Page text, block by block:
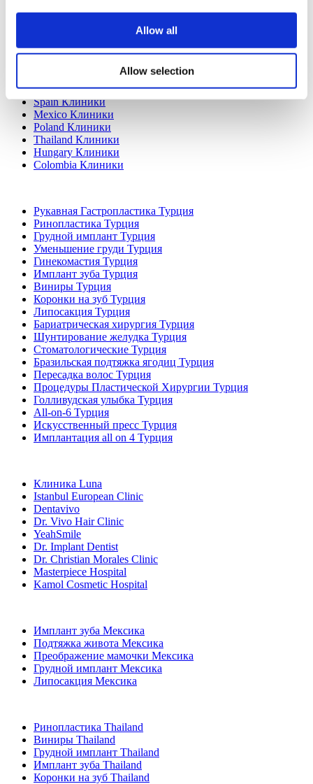
Allow all
Allow selection
Популярные направления
Турция Клиники
Spain Клиники
Mexico Клиники
Poland Клиники
Thailand Клиники
Hungary Клиники
Colombia Клиники
Рукавная Гастропластика Турция
Ринопластика Турция
Грудной имплант Турция
Уменьшение груди Турция
Гинекомастия Турция
Имплант зуба Турция
Виниры Турция
Коронки на зуб Турция
Липосакция Турция
Бариатрическая хирургия Турция
Шунтирование желудка Турция
Стоматологические Турция
Бразильская подтяжка ягодиц Турция
Пересадка волос Турция
Процедуры Пластической Хирургии Турция
Голливудская улыбка Турция
All-on-6 Турция
Искусственный пресс Турция
Имплантация all on 4 Турция
Клиника Luna
Istanbul European Clinic
Dentavivo
Dr. Vivo Hair Clinic
YeahSmile
Dr. Implant Dentist
Dr. Christian Morales Clinic
Masterpiece Hospital
Kamol Cosmetic Hospital
Имплант зуба Мексика
Подтяжка живота Мексика
Преображение мамочки Мексика
Грудной имплант Мексика
Липосакция Мексика
Ринопластика Thailand
Виниры Thailand
Грудной имплант Thailand
Имплант зуба Thailand
Коронки на зуб Thailand